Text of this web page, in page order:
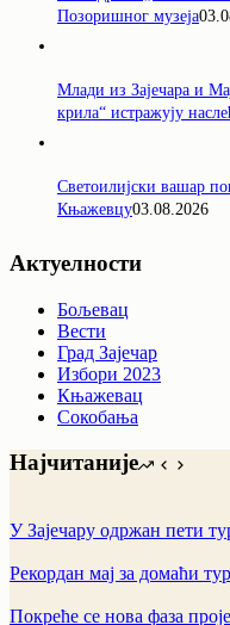
Позоришног музеја
Млади из Зајечара и
крила“ истражују
Светоилијски вашар
Књажевцу03.08.2026
Актуелности
Бољевац
Вести
Град Зајечар
Избори 2023
Књажевац
Сокобања
Најчитаније
У Зајечару одржан пети
Рекордан мај за домаћи
Покреће се нова фаза